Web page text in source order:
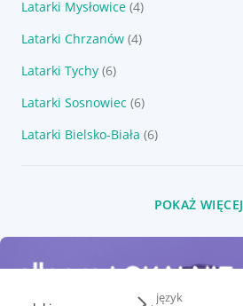
język
Latarki Mysłowice (4)
Latarki Chrzanów (4)
Latarki Tychy (6)
Latarki Sosnowiec (6)
Latarki Bielsko-Biała (6)
POKAŻ WIĘCEJ